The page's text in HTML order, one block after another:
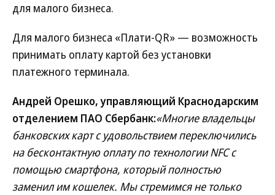
для малого бизнеса.
Для малого бизнеса «Плати-QR» — возможность
принимать оплату картой без установки
платежного терминала.
Андрей Орешко, управляющий Краснодарским
отделением ПАО Сбербанк:«Многие владельцы
банковских карт с удовольствием переключились
на бесконтактную оплату по технологии NFC с
помощью смартфона, который полностью
заменил им кошелек. Мы стремимся не только